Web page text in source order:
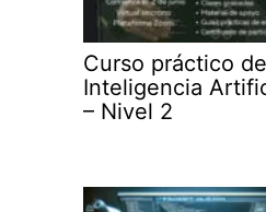
Curso práctico de
Inteligencia
– Nivel 2